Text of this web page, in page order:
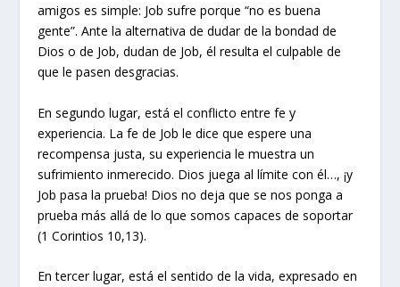
amigos es simple: Job sufre porque “no es buena
gente”. Ante la alternativa de dudar de la bondad de
Dios o de Job, dudan de Job, él resulta el culpable de
que le pasen desgracias.
En segundo lugar, está el conflicto entre fe y
experiencia. La fe de Job le dice que espere una
recompensa justa, su experiencia le muestra un
sufrimiento inmerecido. Dios juega al límite con él…, ¡y
Job pasa la prueba! Dios no deja que se nos ponga a
prueba más allá de lo que somos capaces de soportar
(1 Corintios 10,13).
En tercer lugar, está el sentido de la vida, expresado en